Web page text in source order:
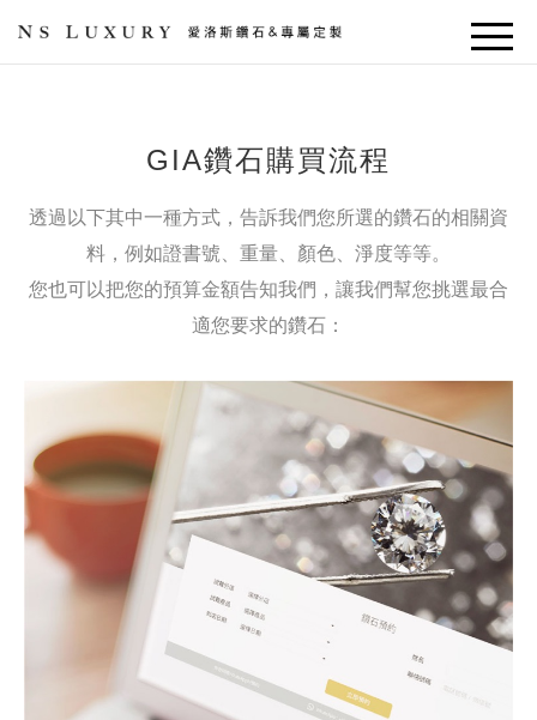
GIA鑽石購買流程
透過以下其中一種方式，告訴我們您所選的鑽石的相關資
料，例如證書號、重量、顏色、淨度等等。
您也可以把您的預算金額告知我們，讓我們幫您挑選最合
適您要求的鑽石：